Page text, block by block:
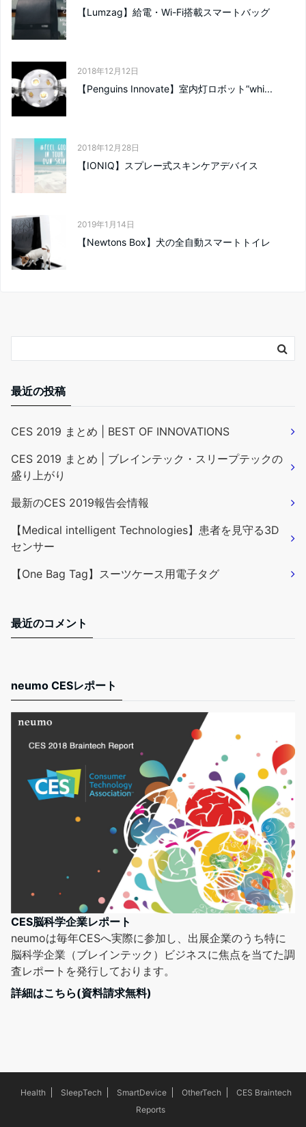
【Lumzag】給電・Wi-Fi搭載スマートバッグ
2018年12月12日
【Penguins Innovate】室内灯ロボット”whi...
2018年12月28日
【IONIQ】スプレー式スキンケアデバイス
2019年1月14日
【Newtons Box】犬の全自動スマートトイレ
最近の投稿
CES 2019 まとめ | BEST OF INNOVATIONS
CES 2019 まとめ | ブレインテック・スリープテックの
盛り上がり
最新のCES 2019報告会情報
【Medical intelligent Technologies】患者を見守る3D
センサー
【One Bag Tag】スーツケース用電子タグ
最近のコメント
neumo CESレポート
CES脳科学企業レポート
neumoは毎年CESへ実際に参加し、出展企業のうち特に
脳科学企業（ブレインテック）ビジネスに焦点を当てた調
査レポートを発行しております。
詳細はこちら(資料請求無料)
Health SleepTech SmartDevice OtherTech
CES Braintech
Reports